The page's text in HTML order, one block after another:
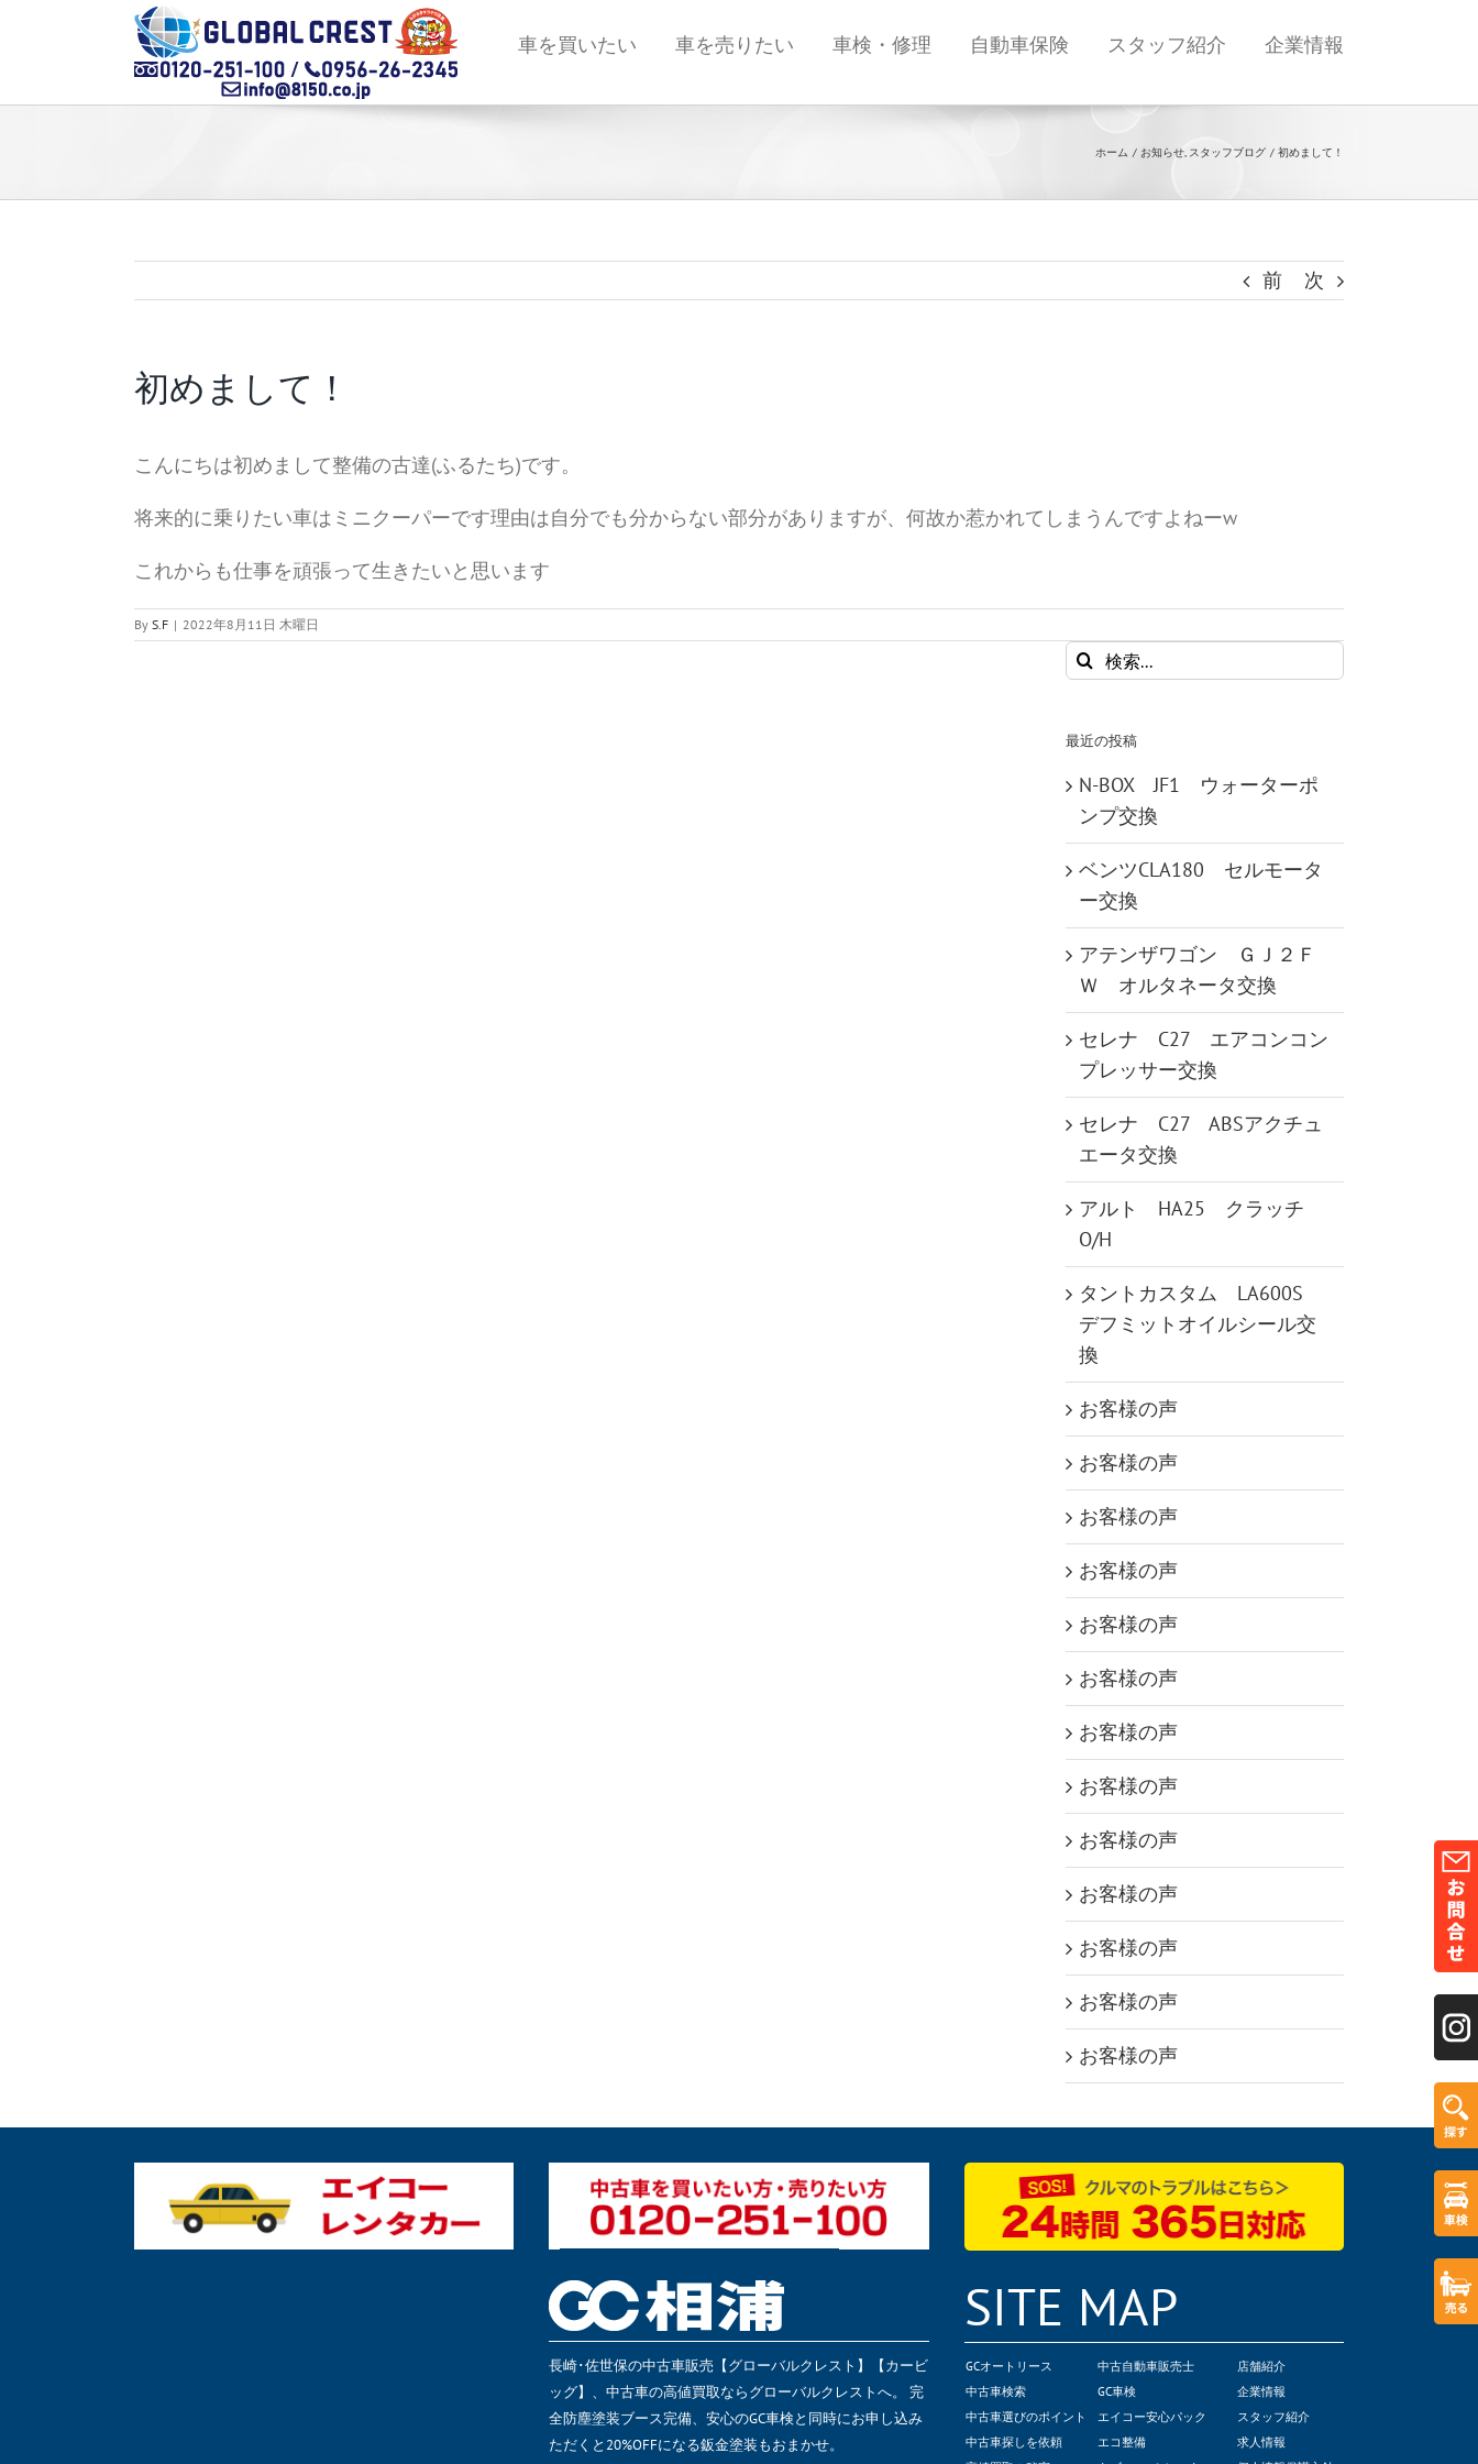
車を買いたい 車を売りたい 車検・修理 自動車保険 スタッフ紹介 企業情報
ホーム お知らせ スタッフブログ 初めまして！
前 次
初めまして！
こんにちは初めまして整備の古達(ふるたち)です。
将来的に乗りたい車はミニクーパーです理由は自分でも分からない部分がありますが、何故か惹かれてしまうんですよねーw
これからも仕事を頑張って生きたいと思います
By S.F | 2022年8月11日 木曜日
検
索
最近の投稿
N-BOX JF1 ウォーターポ
ンプ交換
ベンツCLA180 セルモータ
ー交換
アテンザワゴン ＧＪ２Ｆ
Ｗ オルタネータ交換
セレナ C27 エアコンコン
プレッサー交換
セレナ C27 ABSアクチュ
エータ交換
アルト HA25 クラッチ
O/H
タントカスタム LA600S
デフミットオイルシール交
換
お客様の声
お客様の声
お客様の声
お客様の声
お客様の声
お客様の声
お客様の声
お客様の声
お客様の声
お客様の声
お客様の声
お客様の声
お客様の声
長崎･佐世保の中古車販売【グローバルクレスト】【カービ
ッグ】、中古車の高値買取ならグローバルクレストへ。 完
全防塵塗装ブース完備、安心のGC車検と同時にお申し込み
ただくと20%OFFになる鈑金塗装もおまかせ。
SITE MAP
GCオートリース
中古車検索
中古車選びのポイント
中古車探しを依頼
中古自動車販売士
GC車検
エイコー安心パック
エコ整備
店舗紹介
企業情報
スタッフ紹介
求人情報